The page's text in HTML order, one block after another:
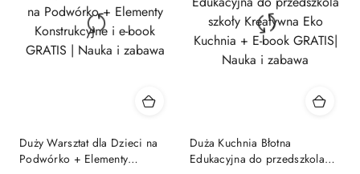
Duży Warsztat dla Dzieci na
Podwórko + Elementy
Duża Kuchnia Błotna
Edukacyjna do przedszkola